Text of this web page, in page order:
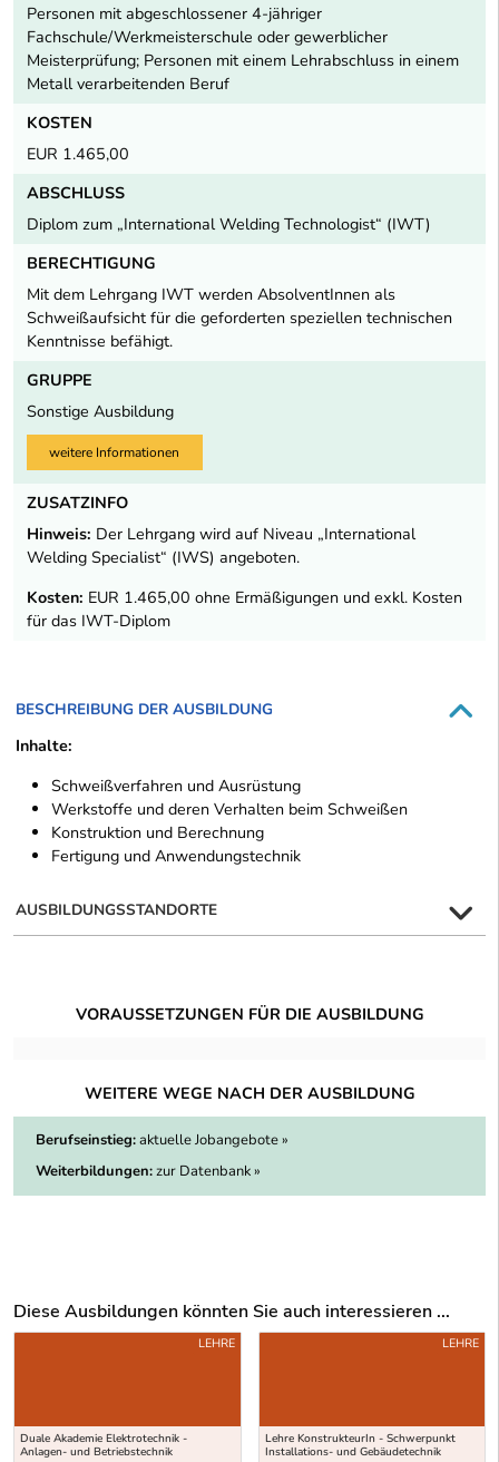
Personen mit abgeschlossener 4-jähriger
Fachschule/Werkmeisterschule oder gewerblicher
Meisterprüfung; Personen mit einem Lehrabschluss in einem
Metall verarbeitenden Beruf
KOSTEN
EUR 1.465,00
ABSCHLUSS
Diplom zum „International Welding Technologist“ (IWT)
BERECHTIGUNG
Mit dem Lehrgang IWT werden AbsolventInnen als
Schweißaufsicht für die geforderten speziellen technischen
Kenntnisse befähigt.
GRUPPE
Sonstige Ausbildung
weitere Informationen
ZUSATZINFO
Hinweis: Der Lehrgang wird auf Niveau „International
Welding Specialist“ (IWS) angeboten.
Kosten: EUR 1.465,00 ohne Ermäßigungen und exkl. Kosten
für das IWT-Diplom
BESCHREIBUNG DER AUSBILDUNG
Inhalte:
Schweißverfahren und Ausrüstung
Werkstoffe und deren Verhalten beim Schweißen
Konstruktion und Berechnung
Fertigung und Anwendungstechnik
AUSBILDUNGSSTANDORTE
VORAUSSETZUNGEN FÜR DIE AUSBILDUNG
WEITERE WEGE NACH DER AUSBILDUNG
Berufseinstieg:aktuelle Jobangebote »
Weiterbildungen:zur Datenbank »
Diese Ausbildungen könnten Sie auch interessieren ...
Uber weitere Ausbildungsvorschläge
Duale Akademie Elektrotechnik -
Anlagen- und Betriebstechnik
LEHRE
Lehre KonstrukteurIn - Schwerpunkt
Installations- und Gebäudetechnik
LEHRE